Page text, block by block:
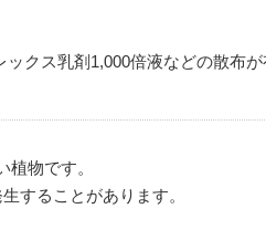
クス乳剤1,000倍液などの散布が
物です。
することがあります。